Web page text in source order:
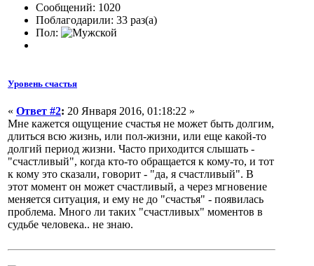
Сообщений: 1020
Поблагодарили: 33 раз(а)
Пол:
Уровень счастья
« Ответ #2: 20 Января 2016, 01:18:22 »
Мне кажется ощущение счастья не может быть долгим,
длиться всю жизнь, или пол-жизни, или еще какой-то
долгий период жизни. Часто приходится слышать -
"счастливый", когда кто-то обращается к кому-то, и тот
к кому это сказали, говорит - "да, я счастливый". В
этот момент он может счастливый, а через мгновение
меняется ситуация, и ему не до "счастья" - появилась
проблема. Много ли таких "счастливых" моментов в
судьбе человека.. не знаю.